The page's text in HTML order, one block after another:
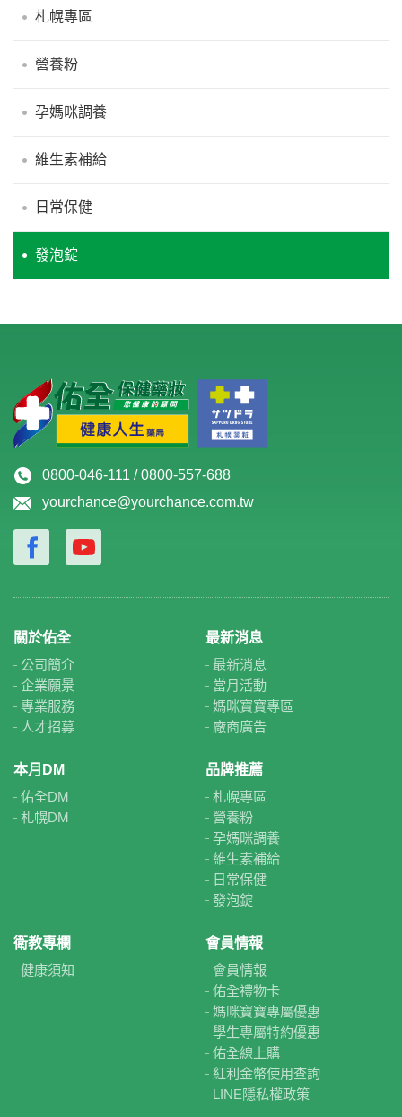
札幌專區
營養粉
孕媽咪調養
維生素補給
日常保健
發泡錠
0800-046-111 / 0800-557-688
yourchance@yourchance.com.tw
關於佑全
公司簡介
企業願景
專業服務
人才招募
最新消息
最新消息
當月活動
媽咪寶寶專區
廠商廣告
本月DM
佑全DM
札幌DM
品牌推薦
札幌專區
營養粉
孕媽咪調養
維生素補給
日常保健
發泡錠
衛教專欄
健康須知
會員情報
會員情報
佑全禮物卡
媽咪寶寶專屬優惠
學生專屬特約優惠
佑全線上購
紅利金幣使用查詢
LINE隱私權政策